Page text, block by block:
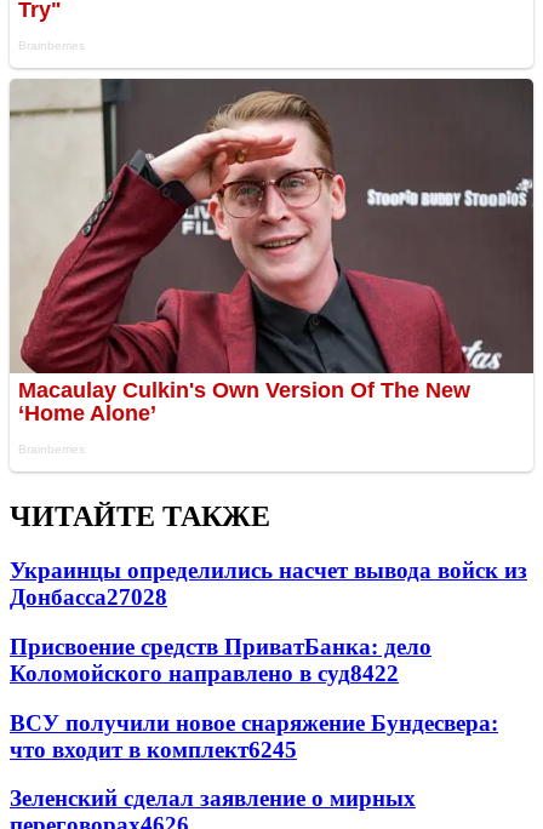
ЧИТАЙТЕ ТАКЖЕ
Украинцы определились насчет вывода войск из
Донбасса27028
Присвоение средств ПриватБанка: дело
Коломойского направлено в суд8422
ВСУ получили новое снаряжение Бундесвера:
что входит в комплект6245
Зеленский сделал заявление о мирных